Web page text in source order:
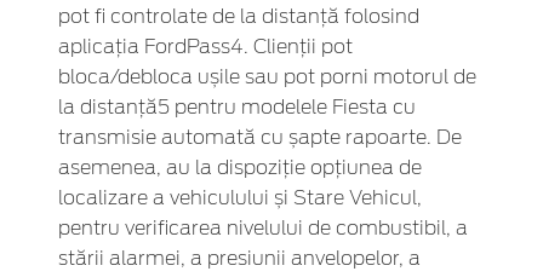
pot fi controlate de la distanță folosind
aplicația FordPass4. Clienții pot
bloca/debloca ușile sau pot porni motorul de
la distanță5 pentru modelele Fiesta cu
transmisie automată cu șapte rapoarte. De
asemenea, au la dispoziție opțiunea de
localizare a vehiculului și Stare Vehicul,
pentru verificarea nivelului de combustibil, a
stării alarmei, a presiunii anvelopelor, a